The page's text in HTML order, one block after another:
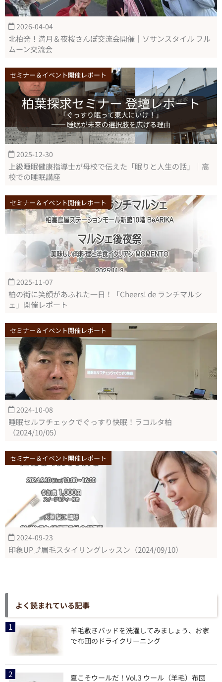
2026-04-04
北柏発！満月＆夜桜さんぽ交流会開催｜ソサンスタイル フル
ムーン交流会
セミナー＆イベント開催レポート
2025-12-30
上級睡眠健康指導士が母校で伝えた「眠りと人生の話」｜高
校での睡眠講座
セミナー＆イベント開催レポート
2025-11-07
柏の街に笑顔があふれた一日！「Cheers! de ランチマルシ
ェ」開催レポート
セミナー＆イベント開催レポート
2024-10-08
睡眠セルフチェックでぐっすり快眠！ラコルタ柏
（2024/10/05）
セミナー＆イベント開催レポート
2024-09-23
印象UP⤴眉毛スタイリングレッスン（2024/09/10）
よく読まれている記事
羊毛敷きパッドを洗濯してみましょう、お家
で布団のドライクリーニング
夏こそウールだ！Vol.3 ウール（羊毛）布団